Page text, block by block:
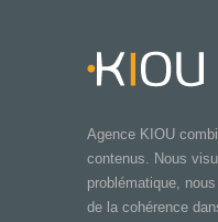
Agence KIOU
contenus. Nous
problématique,
de la cohérence